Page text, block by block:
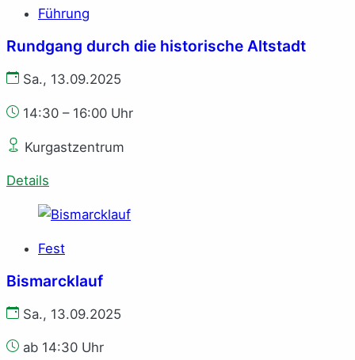
Führung
Rundgang durch die historische Altstadt
Sa., 13.09.2025
14:30 – 16:00 Uhr
Kurgastzentrum
Details
Fest
Bismarcklauf
Sa., 13.09.2025
ab 14:30 Uhr